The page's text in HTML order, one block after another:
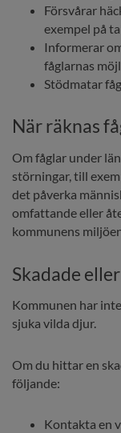
Försvårar
exempel på
Informerar
fåglarnas
Stödmatar
När räknas
Om fåglar under
störningar, till
det påverka
omfattande eller
kommunens
Skadade
Kommunen har
sjuka vilda djur.
Om du hittar en
följande:
Kontakta en